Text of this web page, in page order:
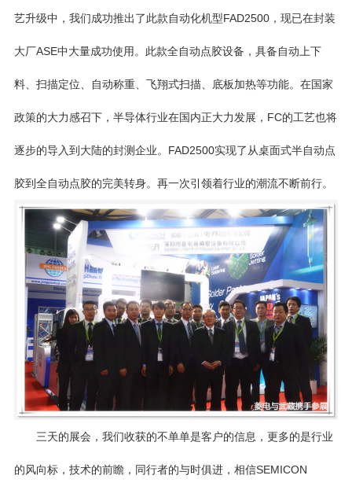
艺升级中，我们成功推出了此款自动化机型FAD2500，现已在封装
大厂ASE中大量成功使用。此款全自动点胶设备，具备自动上下
料、扫描定位、自动称重、飞翔式扫描、底板加热等功能。在国家
政策的大力感召下，半导体行业在国内正大力发展， FC的工艺也将
逐步的导入到大陆的封测企业。 FAD2500实现了从桌面式半自动点
胶到全自动点胶的完美转身。再一次引领着行业的潮流不断前行。
三天的展会，我们收获的不单单是客户的信息，更多的是行业
的风向标，技术的前瞻，同行者的与时俱进，相信SEMICON